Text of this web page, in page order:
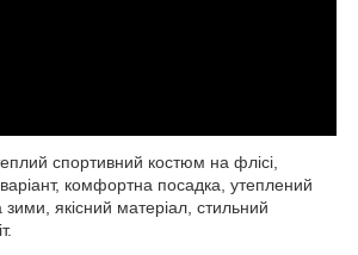
спортивний костюм на флісі,
варіант, комфортна посадка, утеплений
якісний матеріал, стильний